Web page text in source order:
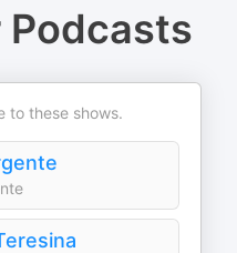
Podcasts
to these shows.